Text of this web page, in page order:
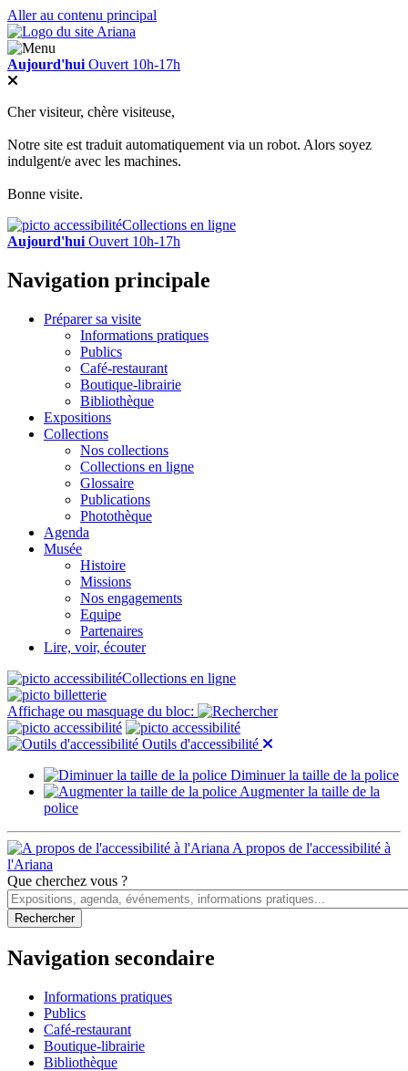
Aller au contenu principal
Aujourd'hui Ouvert 10h-17h
Cher visiteur, chère visiteuse,
Notre site est traduit automatiquement via un robot. Alors soyez
indulgent/e avec les machines.
Bonne visite.
Collections en ligne
Aujourd'hui Ouvert 10h-17h
Navigation principale
Préparer sa visite
Informations pratiques
Publics
Café-restaurant
Boutique-librairie
Bibliothèque
Expositions
Collections
Nos collections
Collections en ligne
Glossaire
Publications
Photothèque
Agenda
Musée
Histoire
Missions
Nos engagements
Equipe
Partenaires
Lire, voir, écouter
Collections en ligne
Affichage ou masquage du bloc:
Outils d'accessibilité
Diminuer la taille de la police
Augmenter la taille de la
police
A propos de l'accessibilité à
l'Ariana
Que cherchez vous ?
Navigation secondaire
Informations pratiques
Publics
Café-restaurant
Boutique-librairie
Bibliothèque